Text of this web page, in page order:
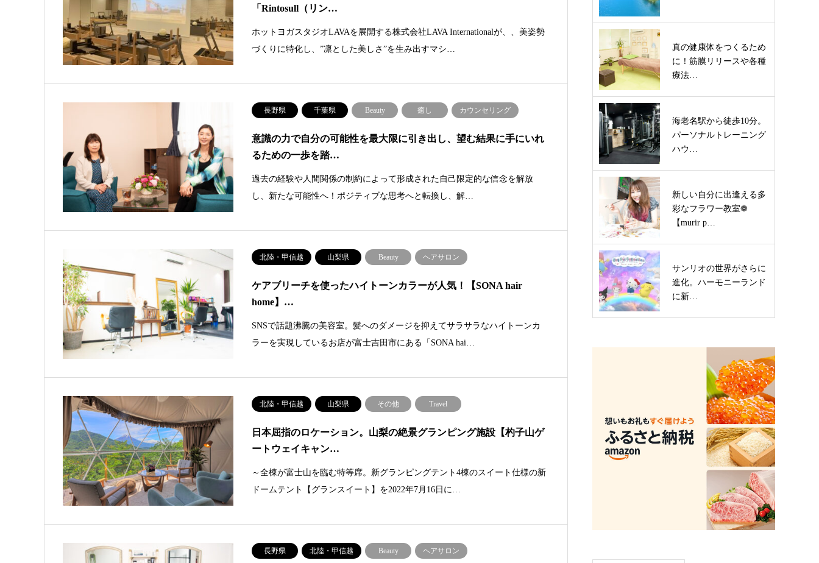
「Rintosull（リン…
ホットヨガスタジオLAVAを展開する株式会社LAVA Internationalが、、美姿勢
づくりに特化し、”凛とした美しさ”を生み出すマシ…
長野県 千葉県 Beauty 癒し カウンセリング
意識の力で自分の可能性を最大限に引き出し、望む結果に手にいれ
るための一歩を踏…
過去の経験や人間関係の制約によって形成された自己限定的な信念を解放
し、新たな可能性へ！ポジティブな思考へと転換し、解…
北陸・甲信越 山梨県 Beauty ヘアサロン
ケアブリーチを使ったハイトーンカラーが人気！【SONA hair
home】…
SNSで話題沸騰の美容室。髪へのダメージを抑えてサラサラなハイトーンカ
ラーを実現しているお店が富士吉田市にある「SONA hai…
北陸・甲信越 山梨県 その他 Travel
日本屈指のロケーション。山梨の絶景グランピング施設【杓子山ゲ
ートウェイキャン…
～全棟が富士山を臨む特等席。新グランピングテント4棟のスイート仕様の新
ドームテント【グランスイート】を2022年7月16日に…
長野県 北陸・甲信越 Beauty ヘアサロン
真の健康体をつくるため
に！筋膜リリースや各種
療法…
海老名駅から徒歩10分。
パーソナルトレーニング
ハウ…
新しい自分に出逢える多
彩なフラワー教室❁
【murir p…
サンリオの世界がさらに
進化。ハーモニーランド
に新…